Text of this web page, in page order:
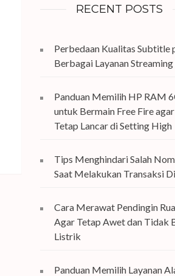
RECENT POSTS
Perbedaan Kualitas Subtitle
Berbagai Layanan
Panduan Memilih HP RAM
untuk Bermain Free Fire agar
Tetap Lancar di Setting High
Tips Menghindari Salah
Saat Melakukan Transaksi
Cara Merawat Pendingin
Agar Tetap Awet dan Tidak
Listrik
Panduan Memilih Layanan